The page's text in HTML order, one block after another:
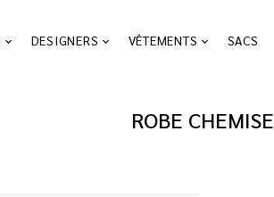
DESIGNERS VÊTEMENTS SACS
ROBE CHEMISE